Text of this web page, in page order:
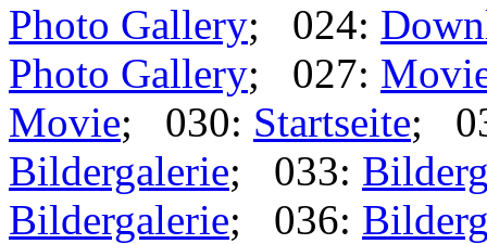
Photo Gallery; 024:
Photo Gallery; 027:
Movie; 030: Startseite;
Bildergalerie; 033:
Bildergalerie; 036: